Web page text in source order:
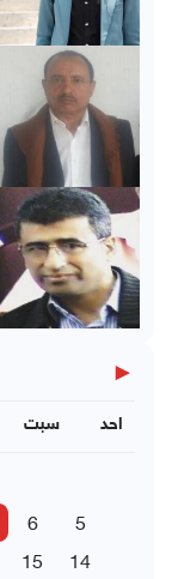
◀
سبت احد
5
6
14
15